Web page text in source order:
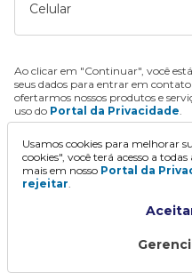
Celular
Ao clicar em "Continuar", você
seus dados para entrar em
ofertarmos nossos produtos e
uso do Portal da Privacidade.
Usamos cookies para melhorar
cookies", você terá acesso a
mais em nosso Portal da
rejeitar.